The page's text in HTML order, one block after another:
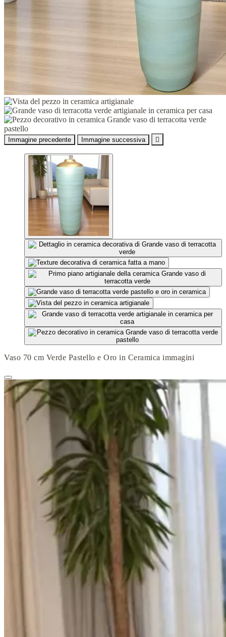
Immagine precedente Immagine successiva 
Vaso 70 cm Verde Pastello e Oro in Ceramica immagini